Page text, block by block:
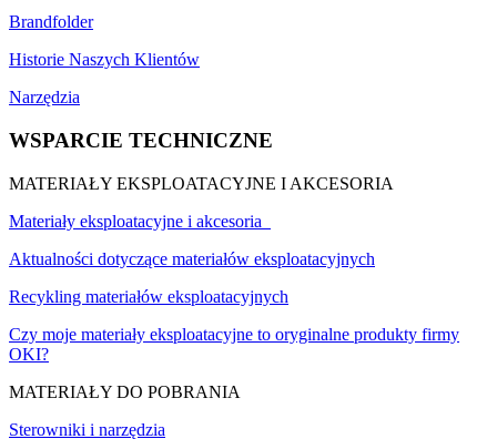
Brandfolder
Historie Naszych Klientów
Narzędzia
WSPARCIE TECHNICZNE
MATERIAŁY EKSPLOATACYJNE I AKCESORIA
Materiały eksploatacyjne i akcesoria
Aktualności dotyczące materiałów eksploatacyjnych
Recykling materiałów eksploatacyjnych
Czy moje materiały eksploatacyjne to oryginalne produkty firmy
OKI?
MATERIAŁY DO POBRANIA
Sterowniki i narzędzia